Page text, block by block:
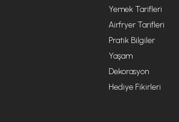
Yemek Tarifleri
Airfryer Tarifleri
Pratik Bilgiler
Yaşam
Dekorasyon
Hediye Fikirleri